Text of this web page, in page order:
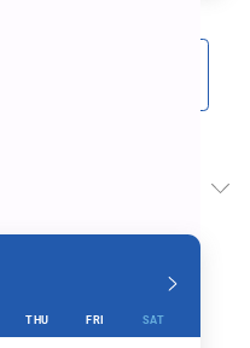
THU FRI SAT